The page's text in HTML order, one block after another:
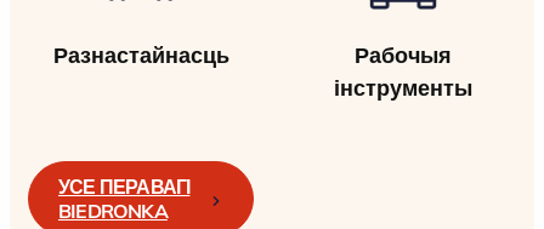
Разнастайнасць
Рабочыя
інструменты
УСЕ ПЕРАВАГІ
BIEDRONKA